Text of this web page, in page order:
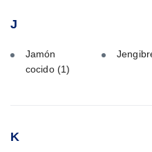
J
Jamón
cocido (1)
K